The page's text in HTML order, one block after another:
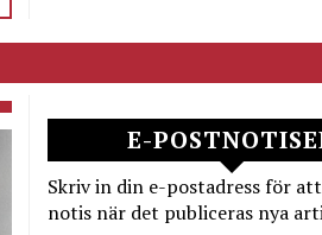
E-
Skriv in din e-postadress för
notis när det publiceras nya